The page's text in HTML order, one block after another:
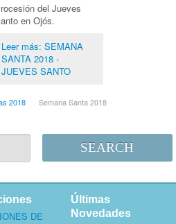
del Jueves
en Ojós.
Leer más: SEMANA
SANTA 2018 -
JUEVES SANTO
2018 Semana Santa 2018
SEARCH
DE
Últimas
Novedades